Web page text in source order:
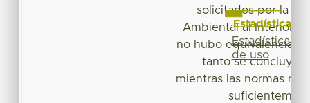
solicitados por la
Ambiental al Interior
no hubo equivalencia
tanto se concluye,
mientras las normas
Estadísticas
Estadísticas
de uso